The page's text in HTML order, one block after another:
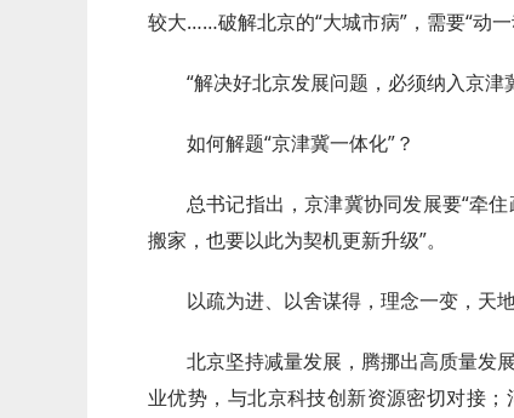
较大……破解北京的“大城市病”，需要“动一
“解决好北京发展问题，必须纳入京津
如何解题“京津冀一体化”？
总书记指出，京津冀协同发展要“牵住
搬家，也要以此为契机更新升级”。
以疏为进、以舍谋得，理念一变，天地
北京坚持减量发展，腾挪出高质量发
业优势，与北京科技创新资源密切对接